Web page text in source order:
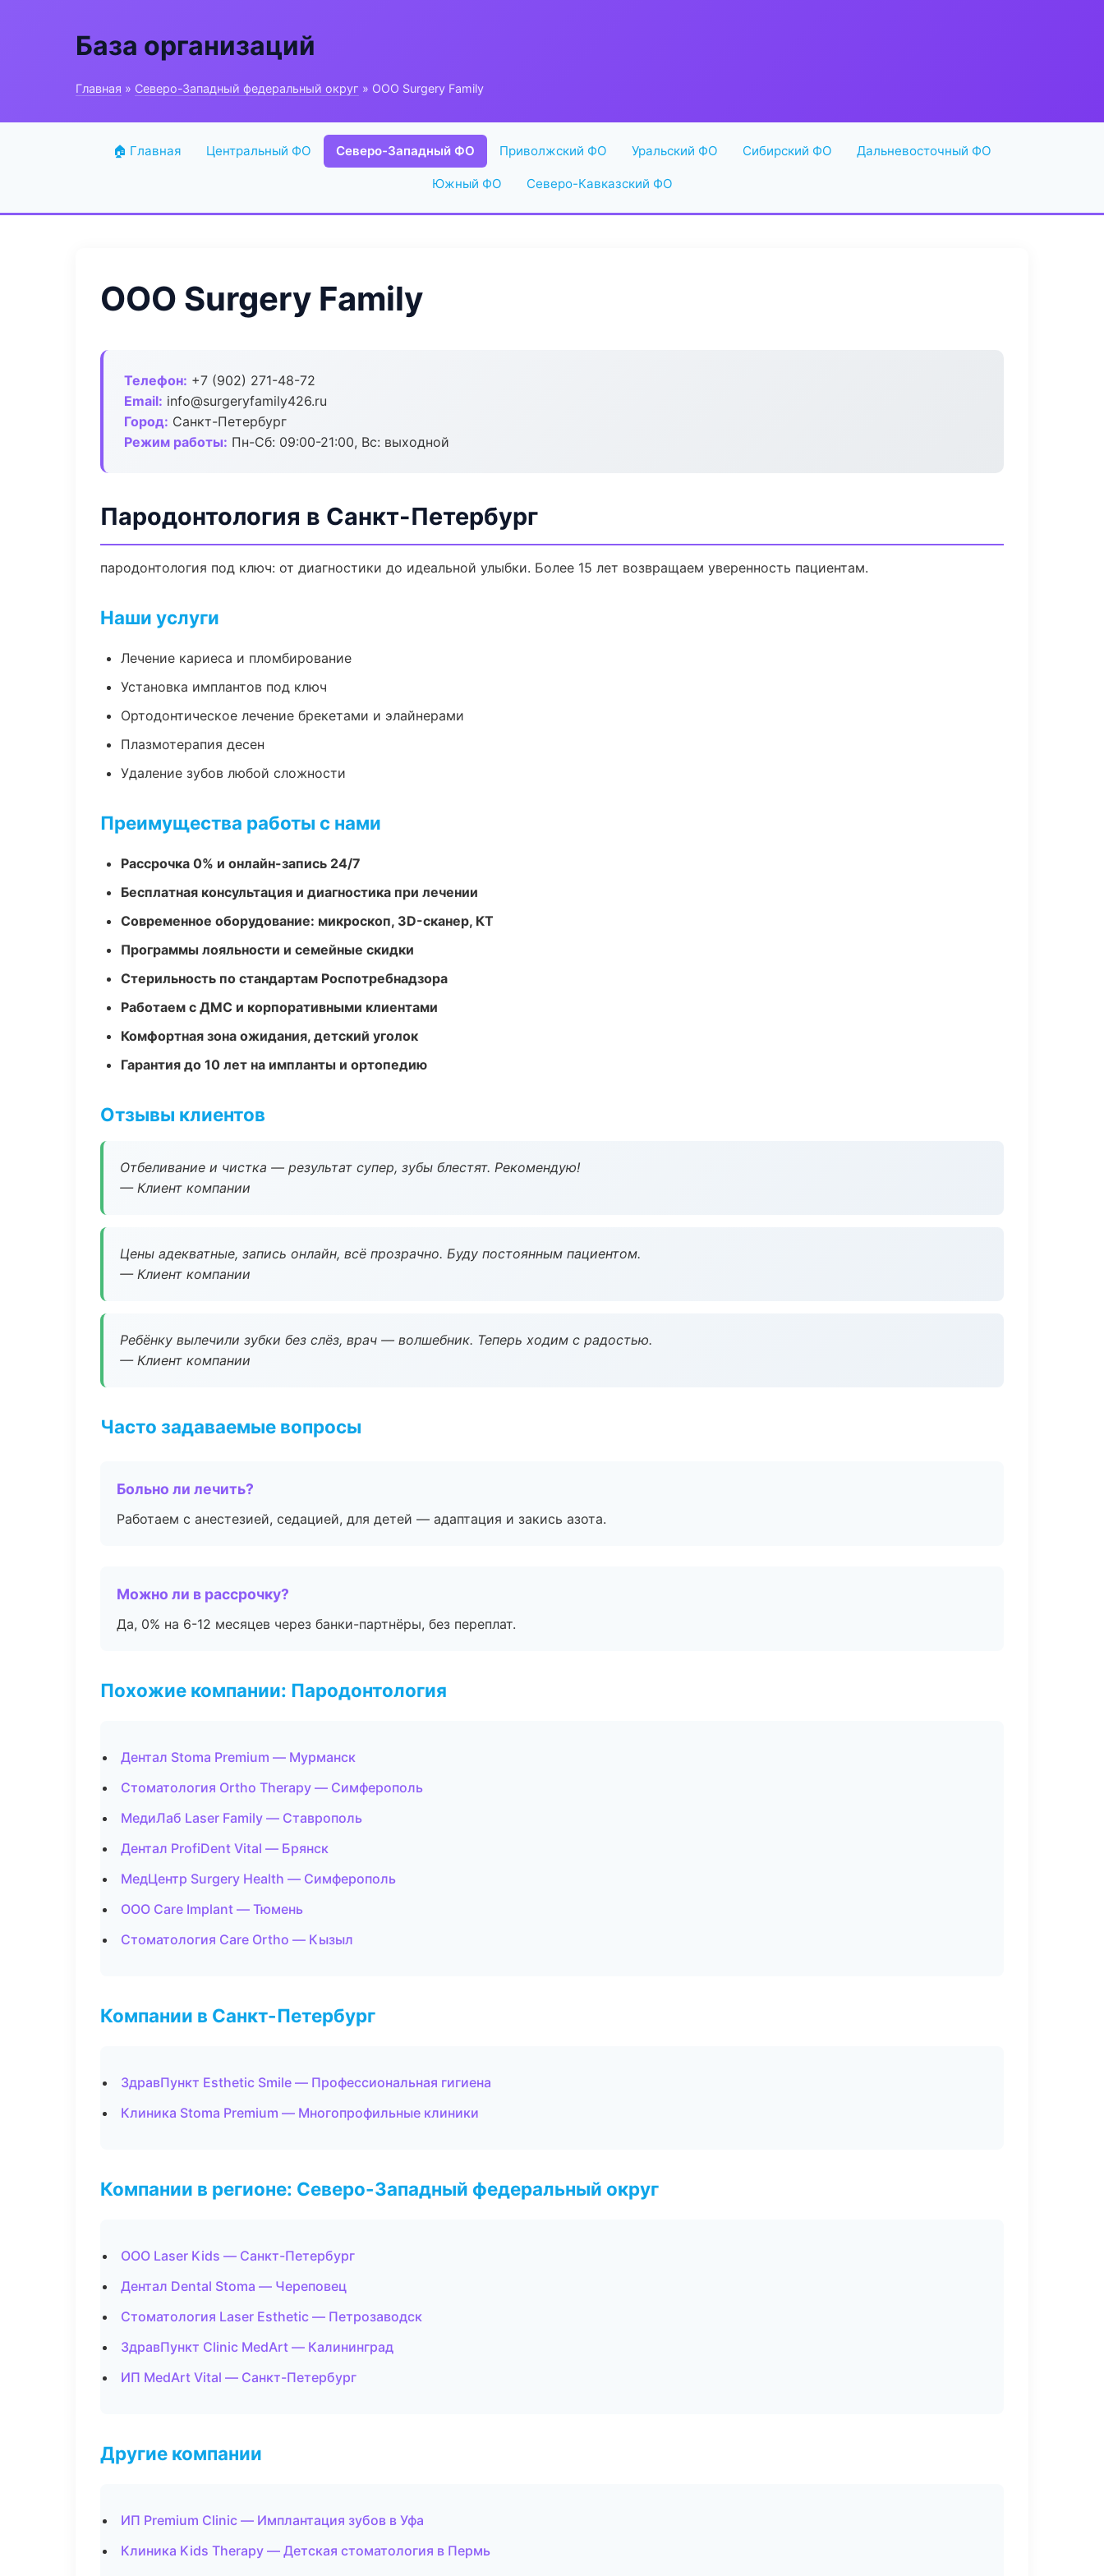
База организаций
Главная » Северо-Западный федеральный округ » ООО Surgery Family
🏠 Главная Центральный ФО Северо-Западный ФО Приволжский ФО Уральский ФО Сибирский ФО Дальневосточный ФО
Южный ФО Северо-Кавказский ФО
ООО Surgery Family
Телефон: +7 (902) 271-48-72
Email: info@surgeryfamily426.ru
Город: Санкт-Петербург
Режим работы: Пн-Сб: 09:00-21:00, Вс: выходной
Пародонтология в Санкт-Петербург
пародонтология под ключ: от диагностики до идеальной улыбки. Более 15 лет возвращаем уверенность пациентам.
Наши услуги
Лечение кариеса и пломбирование
Установка имплантов под ключ
Ортодонтическое лечение брекетами и элайнерами
Плазмотерапия десен
Удаление зубов любой сложности
Преимущества работы с нами
Рассрочка 0% и онлайн-запись 24/7
Бесплатная консультация и диагностика при лечении
Современное оборудование: микроскоп, 3D-сканер, КТ
Программы лояльности и семейные скидки
Стерильность по стандартам Роспотребнадзора
Работаем с ДМС и корпоративными клиентами
Комфортная зона ожидания, детский уголок
Гарантия до 10 лет на импланты и ортопедию
Отзывы клиентов
Отбеливание и чистка — результат супер, зубы блестят. Рекомендую!
— Клиент компании
Цены адекватные, запись онлайн, всё прозрачно. Буду постоянным пациентом.
— Клиент компании
Ребёнку вылечили зубки без слёз, врач — волшебник. Теперь ходим с радостью.
— Клиент компании
Часто задаваемые вопросы
Больно ли лечить?
Работаем с анестезией, седацией, для детей — адаптация и закись азота.
Можно ли в рассрочку?
Да, 0% на 6-12 месяцев через банки-партнёры, без переплат.
Похожие компании: Пародонтология
Дентал Stoma Premium — Мурманск
Стоматология Ortho Therapy — Симферополь
МедиЛаб Laser Family — Ставрополь
Дентал ProfiDent Vital — Брянск
МедЦентр Surgery Health — Симферополь
ООО Care Implant — Тюмень
Стоматология Care Ortho — Кызыл
Компании в Санкт-Петербург
ЗдравПункт Esthetic Smile — Профессиональная гигиена
Клиника Stoma Premium — Многопрофильные клиники
Компании в регионе: Северо-Западный федеральный округ
ООО Laser Kids — Санкт-Петербург
Дентал Dental Stoma — Череповец
Стоматология Laser Esthetic — Петрозаводск
ЗдравПункт Clinic MedArt — Калининград
ИП MedArt Vital — Санкт-Петербург
Другие компании
ИП Premium Clinic — Имплантация зубов в Уфа
Клиника Kids Therapy — Детская стоматология в Пермь